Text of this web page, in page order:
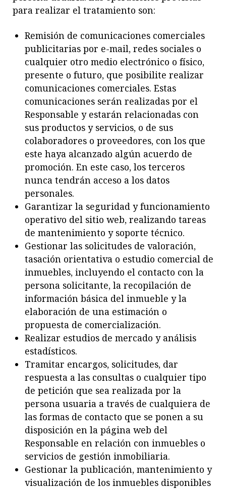
para realizar el tratamiento son:
Remisión de comunicaciones comerciales
publicitarias por e-mail, redes sociales o
cualquier otro medio electrónico o físico,
presente o futuro, que posibilite realizar
comunicaciones comerciales. Estas
comunicaciones serán realizadas por el
Responsable y estarán relacionadas con
sus productos y servicios, o de sus
colaboradores o proveedores, con los que
este haya alcanzado algún acuerdo de
promoción. En este caso, los terceros
nunca tendrán acceso a los datos
personales.
Garantizar la seguridad y funcionamiento
operativo del sitio web, realizando tareas
de mantenimiento y soporte técnico.
Gestionar las solicitudes de valoración,
tasación orientativa o estudio comercial de
inmuebles, incluyendo el contacto con la
persona solicitante, la recopilación de
información básica del inmueble y la
elaboración de una estimación o
propuesta de comercialización.
Realizar estudios de mercado y análisis
estadísticos.
Tramitar encargos, solicitudes, dar
respuesta a las consultas o cualquier tipo
de petición que sea realizada por la
persona usuaria a través de cualquiera de
las formas de contacto que se ponen a su
disposición en la página web del
Responsable en relación con inmuebles o
servicios de gestión inmobiliaria.
Gestionar la publicación, mantenimiento y
visualización de los inmuebles disponibles